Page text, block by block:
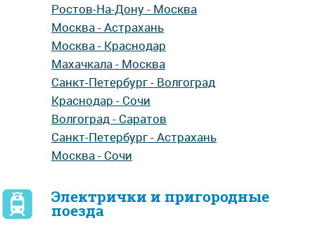
Ростов-На-Дону - Москва
Москва - Астрахань
Москва - Краснодар
Махачкала - Москва
Санкт-Петербург - Волгоград
Краснодар - Сочи
Волгоград - Саратов
Санкт-Петербург - Астрахань
Москва - Сочи
Электрички и пригородные
поезда